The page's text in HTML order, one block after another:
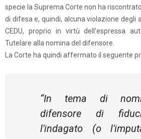
specie la Suprema Corte non ha
di difesa e, quindi, alcuna violazione degli
CEDU, proprio in virtù dell’espressa
Tutelare alla nomina del difensore.
La Corte ha quindi affermato il seguente
“In tema di
difensore di
l'indagato (o